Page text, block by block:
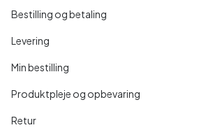
Bestilling og betaling
Levering
Min bestilling
Produktpleje og opbevaring
Retur